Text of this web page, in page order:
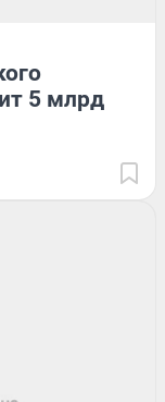
5 млрд